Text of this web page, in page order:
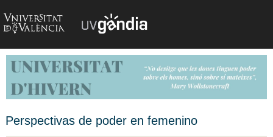
Perspectivas de poder en femenino